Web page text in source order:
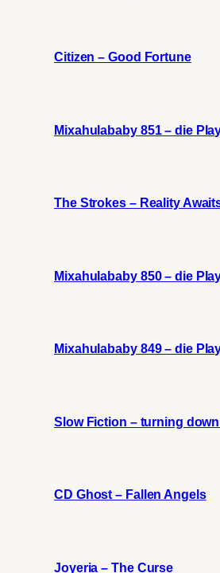
Citizen – Good Fortune
Mixahulababy 851 – die
The Strokes – Reality
Mixahulababy 850 – die
Mixahulababy 849 – die
Slow Fiction – turning
CD Ghost – Fallen Angels
Joyeria – The Curse